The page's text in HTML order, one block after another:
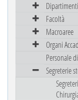
Dipartimenti
Facoltà
Macroaree
Organi
Personale
Segreterie